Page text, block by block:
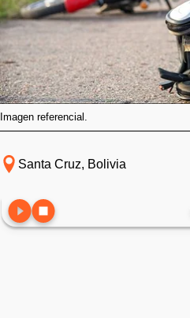
Imagen referencial.
Santa Cruz, Bolivia